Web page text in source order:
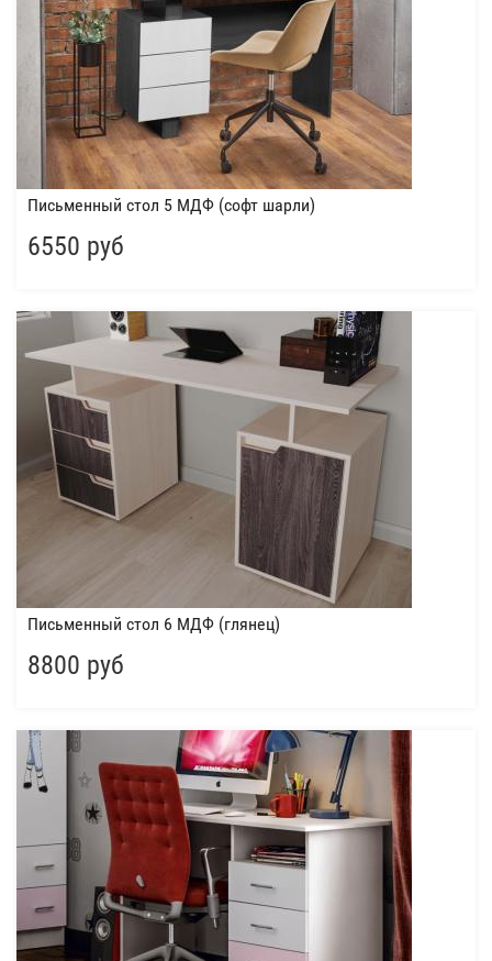
Письменный стол 5 МДФ (софт шарли)
6550 руб
Письменный стол 6 МДФ (глянец)
8800 руб